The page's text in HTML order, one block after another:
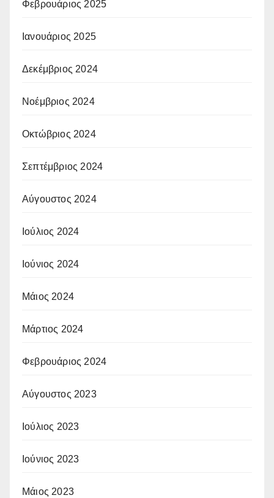
Φεβρουάριος 2025
Ιανουάριος 2025
Δεκέμβριος 2024
Νοέμβριος 2024
Οκτώβριος 2024
Σεπτέμβριος 2024
Αύγουστος 2024
Ιούλιος 2024
Ιούνιος 2024
Μάιος 2024
Μάρτιος 2024
Φεβρουάριος 2024
Αύγουστος 2023
Ιούλιος 2023
Ιούνιος 2023
Μάιος 2023